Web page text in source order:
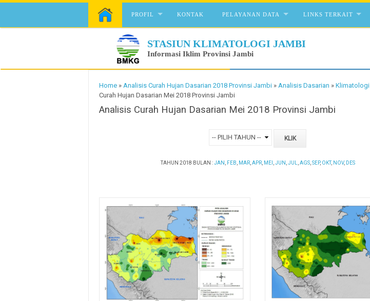
Skip to content
PROFIL KONTAK PELAYANAN DATA LINKS TERKAIT
STASIUN KLIMATOLOGI JAMBI
Informasi Iklim Provinsi Jambi
Home » Analisis Curah Hujan Dasarian 2018 Provinsi Jambi » Analisis Dasarian » Klimatologi
Curah Hujan Dasarian Mei 2018 Provinsi Jambi
Analisis Curah Hujan Dasarian Mei 2018 Provinsi Jambi
TAHUN 2018 BULAN :JAN FEB MAR, APR, MEI JUN JUL AGS, SEP, OKT, NOV, DES